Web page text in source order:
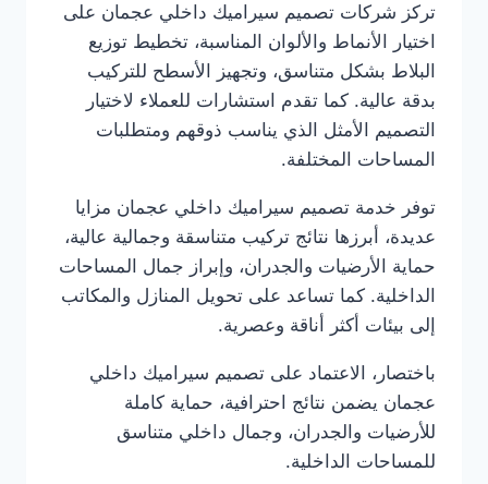
تركز شركات تصميم سيراميك داخلي عجمان على
اختيار الأنماط والألوان المناسبة، تخطيط توزيع
البلاط بشكل متناسق، وتجهيز الأسطح للتركيب
بدقة عالية. كما تقدم استشارات للعملاء لاختيار
التصميم الأمثل الذي يناسب ذوقهم ومتطلبات
المساحات المختلفة.
توفر خدمة تصميم سيراميك داخلي عجمان مزايا
عديدة، أبرزها نتائج تركيب متناسقة وجمالية عالية،
حماية الأرضيات والجدران، وإبراز جمال المساحات
الداخلية. كما تساعد على تحويل المنازل والمكاتب
إلى بيئات أكثر أناقة وعصرية.
باختصار، الاعتماد على تصميم سيراميك داخلي
عجمان يضمن نتائج احترافية، حماية كاملة
للأرضيات والجدران، وجمال داخلي متناسق
للمساحات الداخلية.